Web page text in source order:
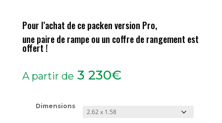
Pour l’achat de ce packen version Pro,
une paire de rampe ou un coffre de rangement est
offert !
A partir de 3 230€
Dimensions